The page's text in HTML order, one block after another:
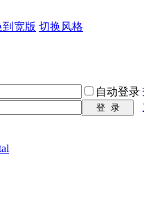
到宽版 切换风格
自动登录
登 录